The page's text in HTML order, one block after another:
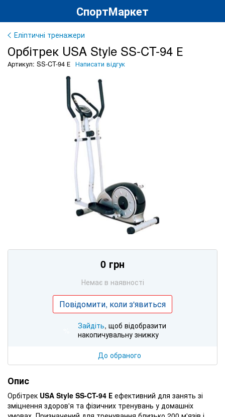
СпортМаркет
Еліптичні тренажери
Орбітрек USA Style SS-CT-94 Е
Артикул: SS-CT-94 Е Написати відгук
0 грн
Немає в наявності
Повідомити, коли з'явиться
Зайдіть, щоб відобразити
накопичувальну знижку
До обраного
Опис
Орбітрек USA Style SS-CT-94 Е ефективний для занять зі
зміцнення здоров'я та фізичних тренувань у домашніх